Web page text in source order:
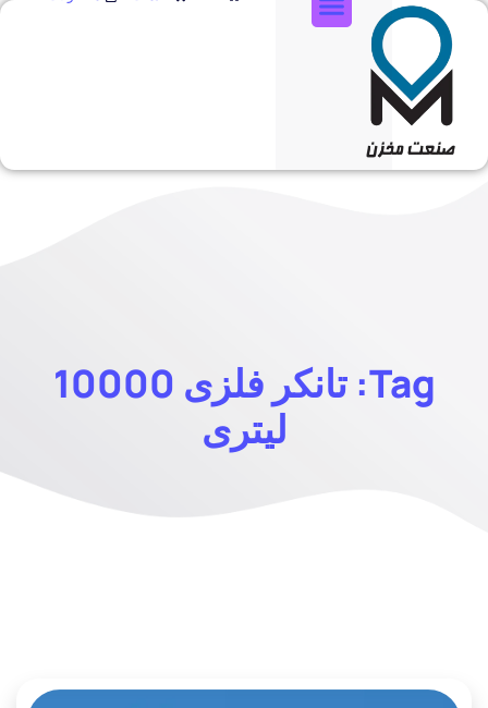
Tag: تانکر فلزی 10000
لیتری